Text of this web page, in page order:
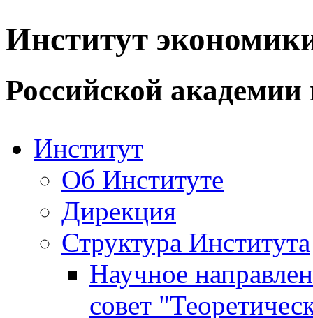
Институт
Российской академии
Институт
Об Институте
Дирекция
Структура Института
Научное
совет